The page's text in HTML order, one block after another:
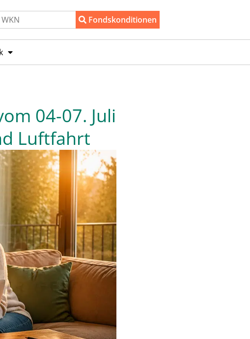
Fondskonditionen
04-07. Juli
Luftfahrt